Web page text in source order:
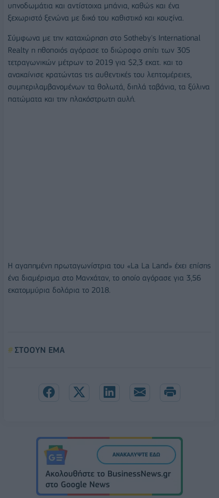
υπνοδωμάτια και αντίστοιχα μπάνια, καθώς και ένα
ξεχωριστό ξενώνα με δικό του καθιστικό και κουζίνα.
Σύμφωνα με την καταχώρηση στο Sotheby's International
Realty η ηθοποιός αγόρασε το διώροφο σπίτι των 305
τετραγωνικών μέτρων το 2019 για $2,3 εκατ. και το
ανακαίνισε κρατώντας τις αυθεντικές του λεπτομέρειες,
συμπεριλαμβανομένων τα θολωτά, διπλά ταβάνια, τα ξύλινα
πατώματα και την πλακόστρωτη αυλή.
Η αγαπημένη πρωταγωνίστρια του «La La Land» έχει επίσης
ένα διαμέρισμα στο Μανχάταν, το οποίο αγόρασε για 3,56
εκατομμύρια δολάρια το 2018.
ΣΤΟΟΥΝ ΕΜΑ